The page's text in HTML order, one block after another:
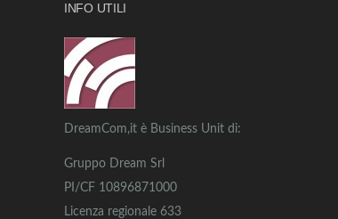
INFO UTILI
DreamCom,it è Business Unit di:
Gruppo Dream Srl
PI/CF 10896871000
Licenza regionale 633